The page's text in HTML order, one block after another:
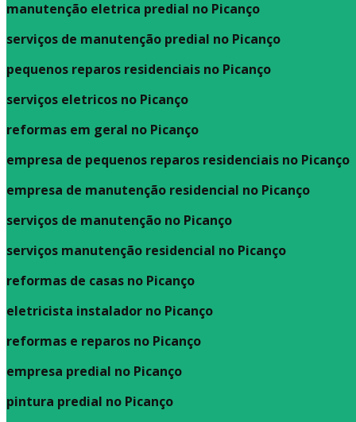
manutenção eletrica predial no Picanço
serviços de manutenção predial no Picanço
pequenos reparos residenciais no Picanço
serviços eletricos no Picanço
reformas em geral no Picanço
empresa de pequenos reparos residenciais no Picanço
empresa de manutenção residencial no Picanço
serviços de manutenção no Picanço
serviços manutenção residencial no Picanço
reformas de casas no Picanço
eletricista instalador no Picanço
reformas e reparos no Picanço
empresa predial no Picanço
pintura predial no Picanço